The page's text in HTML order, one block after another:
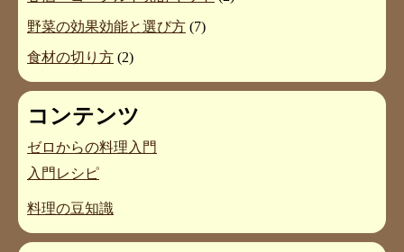
野菜の効果効能と選び方 (7)
食材の切り方 (2)
コンテンツ
ゼロからの料理入門
入門レシピ
料理の豆知識